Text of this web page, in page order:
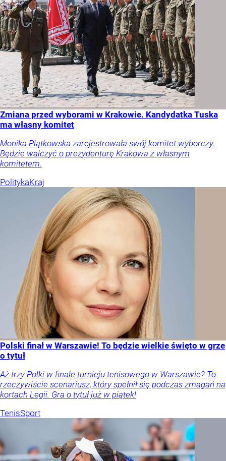
Zmiana przed wyborami w Krakowie. Kandydatka Tuska
ma własny komitet
Monika Piątkowska zarejestrowała swój komitet wyborczy.
Będzie walczyć o prezydenturę Krakowa z własnym
komitetem.
PolitykaKraj
Polski finał w Warszawie! To będzie wielkie święto w grze
o tytuł
Aż trzy Polki w finale turnieju tenisowego w Warszawie? To
rzeczywiście scenariusz, który spełnił się podczas zmagań na
kortach Legii. Gra o tytuł już w piątek!
TenisSport